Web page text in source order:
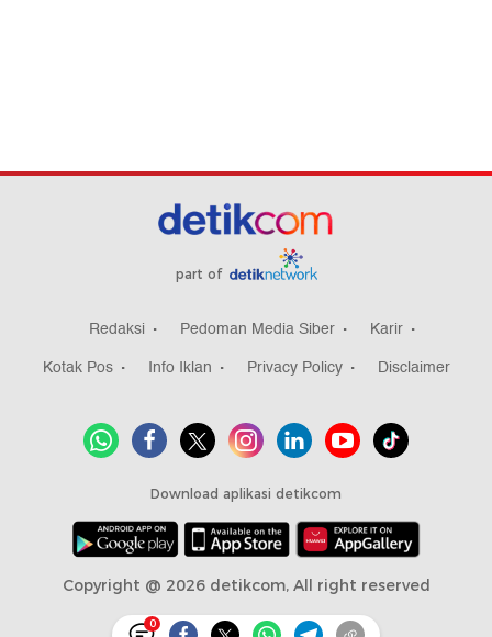
0
part of
Redaksi Pedoman Media Siber
Karir
Kotak Pos
Info Iklan Privacy Policy Disclaimer
Download aplikasi detikcom
Copyright @ 2026 detikcom, All right reserved